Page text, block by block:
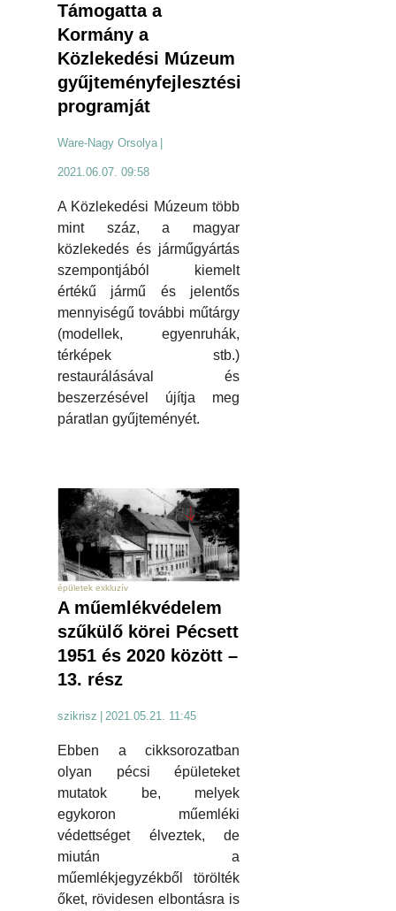
Támogatta a
Kormány a
Közlekedési Múzeum
gyűjteményfejlesztési
programját
Ware-Nagy Orsolya
2021.06.07. 09:58
A Közlekedési Múzeum több
mint száz, a magyar
közlekedés és járműgyártás
szempontjából kiemelt
értékű jármű és jelentős
mennyiségű további műtárgy
(modellek, egyenruhák,
térképek stb.)
restaurálásával és
beszerzésével újítja meg
páratlan gyűjteményét.
épületek exkluzív
A műemlékvédelem
szűkülő körei Pécsett
1951 és 2020 között –
13. rész
szikrisz 2021.05.21. 11:45
Ebben a cikksorozatban
olyan pécsi épületeket
mutatok be, melyek
egykoron műemléki
védettséget élveztek, de
miután a
műemlékjegyzékből törölték
őket, rövidesen elbontásra is